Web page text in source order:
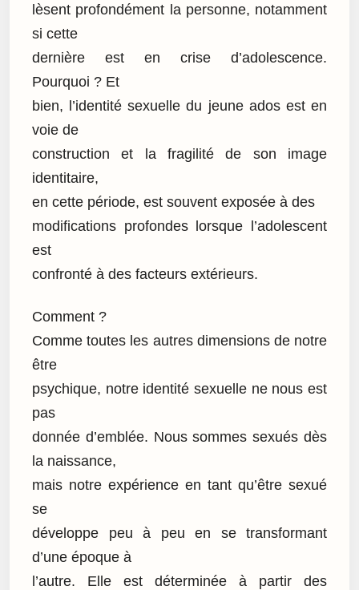
lèsent profondément la personne, notamment
si cette
dernière est en crise d’adolescence.
Pourquoi ? Et
bien, l’identité sexuelle du jeune ados est en
voie de
construction et la fragilité de son image
identitaire,
en cette période, est souvent exposée à des
modifications profondes lorsque l’adolescent
est
confronté à des facteurs extérieurs.
Comment ?
Comme toutes les autres dimensions de notre
être
psychique, notre identité sexuelle ne nous est
pas
donnée d’emblée. Nous sommes sexués dès
la naissance,
mais notre expérience en tant qu’être sexué
se
développe peu à peu en se transformant
d’une époque à
l’autre. Elle est déterminée à partir des